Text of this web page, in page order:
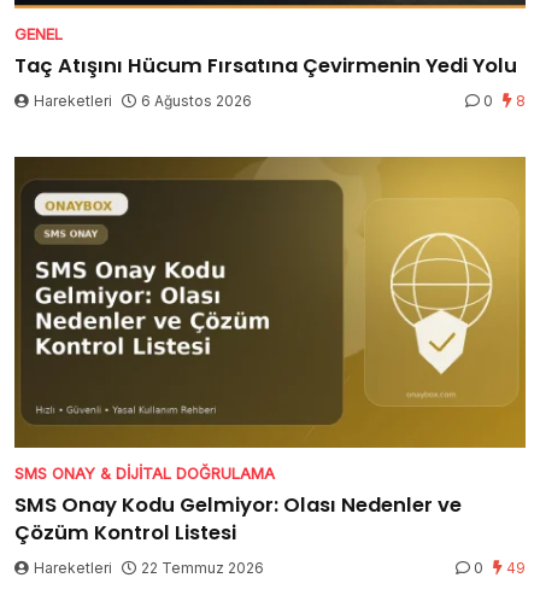
GENEL
Taç Atışını Hücum Fırsatına Çevirmenin Yedi Yolu
Hareketleri 6 Ağustos 2026 0 8
SMS ONAY & DIJITAL DOĞRULAMA
SMS Onay Kodu Gelmiyor: Olası Nedenler ve
Çözüm Kontrol Listesi
Hareketleri 22 Temmuz 2026 0 49